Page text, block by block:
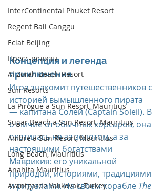
InterContinental Phuket Resort
Regent Bali Canggu
Eclat Beijing
Пресс-релизы
Al Zorah Beach Resort
Sun Resorts
La Pirogue a Sun Resort, Mauritius
Sugar Beach a Sun Resort, Mauritius
Ambre a Sun Resort, Mauritius
Long Beach, Mauritius
Anahita Mauritius
Avantgarde Yalıkavak, Turkey
Концепция и легенда
приключения
Игра знакомит путешественников с
историей вымышленного пирата
— капитана Солей (Captain Soleil). В
отличие от обычных корсаров, она
охотилась не за золотом, а за
настоящими богатствами
Маврикия: его уникальной
природой, историями, традициями
и ритуалами. На своем корабле The